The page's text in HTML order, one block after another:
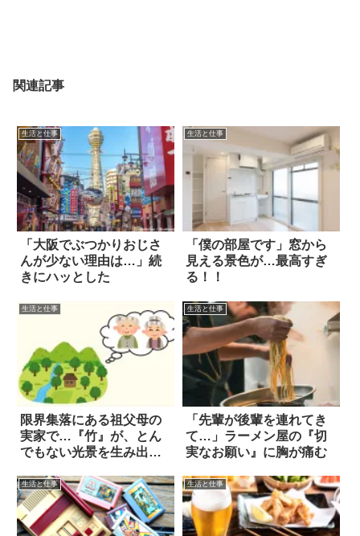
関連記事
生活と仕事
「大阪でぶつかりおじさ
んが少ない理由は…」続
きにハッとした
生活と仕事
「僕の部屋です」窓から
見える景色が…最高すぎ
る！！
生活と仕事
限界集落にある祖父母の
実家で…『竹』が、とん
でもない光景を生み出し
生活と仕事
「先輩が後輩を連れてき
て…」ラーメン屋の『切
実なお願い』に胸が痛む
生活と仕事 生活と仕事